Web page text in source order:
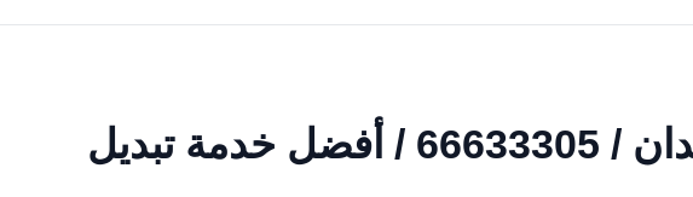
تبديل بطاريات العدان / 66633305 / أفضل خدمة تبديل